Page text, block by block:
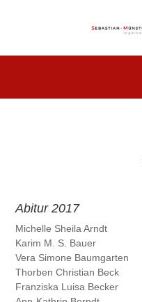
Abitur 2017
Michelle Sheila Arndt
Karim M. S. Bauer
Vera Simone Baumgarten
Thorben Christian Beck
Franziska Luisa Becker